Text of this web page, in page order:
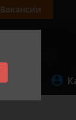
Вакансии